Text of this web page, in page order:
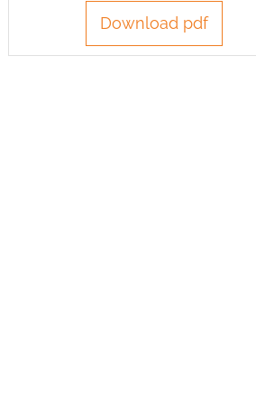
Download pdf